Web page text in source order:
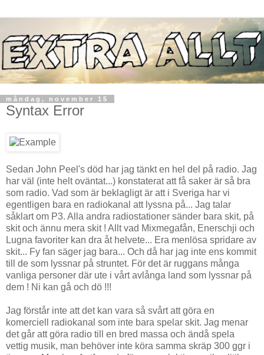
måndag, november 15
Syntax Error
Sedan John Peel's död har jag tänkt en hel del på radio. Jag
har väl (inte helt oväntat...) konstaterat att få saker är så bra
som radio. Vad som är beklagligt är att i Sveriga har vi
egentligen bara en radiokanal att lyssna på... Jag talar
såklart om P3. Alla andra radiostationer sänder bara skit, på
skit och ännu mera skit ! Allt vad Mixmegafån, Enerschji och
Lugna favoriter kan dra åt helvete... Era menlösa spridare av
skit... Fy fan säger jag bara... Och då har jag inte ens kommit
till de som lyssnar på struntet. För det är ruggans många
vanliga personer där ute i vårt avlånga land som lyssnar på
dem ! Ni kan gå och dö !!!
Jag förstår inte att det kan vara så svårt att göra en
komerciell radiokanal som inte bara spelar skit. Jag menar
det går att göra radio till en bred massa och ändå spela
vettig musik, man behöver inte köra samma skräp 300 ggr i